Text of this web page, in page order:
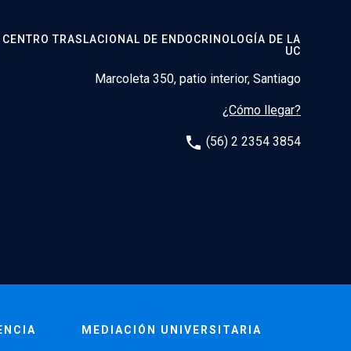
CENTRO TRASLACIONAL DE ENDOCRINOLOGÍA DE LA
UC
Marcoleta 350, patio interior, Santiago
¿Cómo llegar?
phone (56) 2 2354 3854
MEDIACIÓN UNIVERSITARIA